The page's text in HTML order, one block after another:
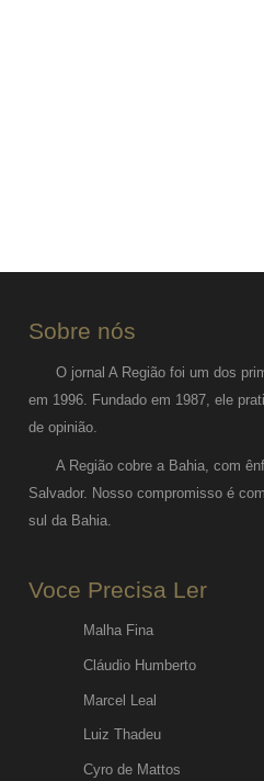
Sobre nós
O jornal A Região foi um dos
em 1996. Fundado em 1987, ele
de opinião.
A Região cobre a Bahia, com
Salvador. Nosso compromisso é
sul da Bahia.
Voce Precisa Ler
Malha Fina
Cláudio Humberto
Marcel Leal
Luiz Thadeu
Cyro de Mattos